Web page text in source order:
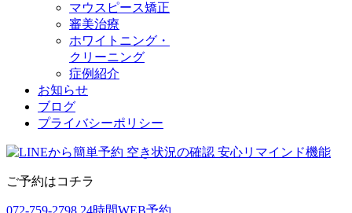
マウスピース矯正
審美治療
ホワイトニング・
クリーニング
症例紹介
お知らせ
ブログ
プライバシーポリシー
ご予約はコチラ
072-759-2798 24時間WEB予約